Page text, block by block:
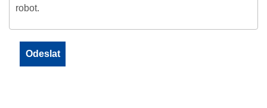
robot.